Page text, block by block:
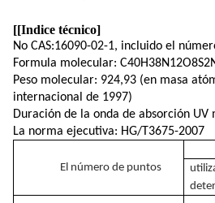
[[Indice técnico]
No CAS:16090-02-1, incluido el
Formula molecular:
Peso molecular: 924,93 (en masa
internacional de 1997)
Duración de la onda de absorción UV
La norma ejecutiva: HG/T3675-2007
El número de puntos